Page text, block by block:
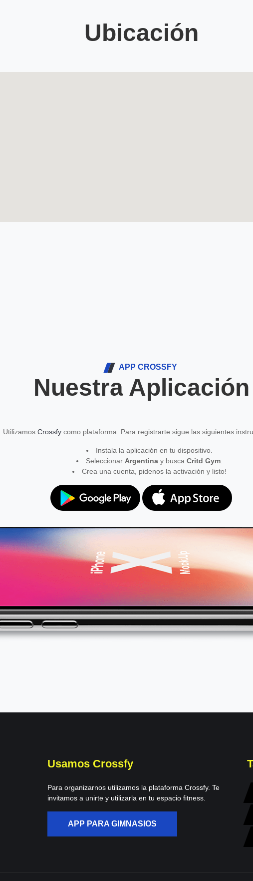
Ubicación
APP CROSSFY
Nuestra Aplicación
Utilizamos Crossfy como plataforma. Para registrarte sigue las siguientes
Instala la aplicación en tu dispositivo.
Seleccionar Argentinay busca Critd Gym.
Crea una cuenta, pidenos la activación y listo!
Usamos Crossfy
Para organizarnos utilizamos la plataforma Crossfy. Te
invitamos a unirte y utilizarla en tu espacio fitness.
APP PARA GIMNASIOS